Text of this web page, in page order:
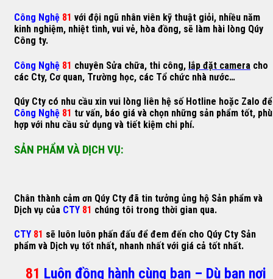
Công Nghệ 81 với đội ngũ nhân viên kỹ thuật giỏi, nhiều năm
kinh nghiệm, nhiệt tình, vui vẻ, hòa đồng, sẽ làm hài lòng Qúy
Công ty.
Công Nghệ 81 chuyên Sửa chữa, thi công, lắp đặt camera cho
các Cty, Cơ quan, Trường học, các Tổ chức nhà nước…
Qúy Cty có nhu cầu xin vui lòng liên hệ số Hotline hoặc Zalo để
Công Nghệ 81 tư vấn, báo giá và chọn những sản phẩm tốt, phù
hợp với nhu cầu sử dụng và tiết kiệm chi phí.
SẢN PHẨM VÀ DỊCH VỤ:
Chân thành cảm ơn Qúy Cty đã tin tưởng ủng hộ Sản phẩm và
Dịch vụ của CTY 81 chúng tôi trong thời gian qua.
CTY 81 sẽ luôn luôn phấn đấu để đem đến cho Qúy Cty Sản
phẩm và Dịch vụ tốt nhất, nhanh nhất với giá cả tốt nhất.
81 Luôn đồng hành cùng bạn – Dù bạn nơi